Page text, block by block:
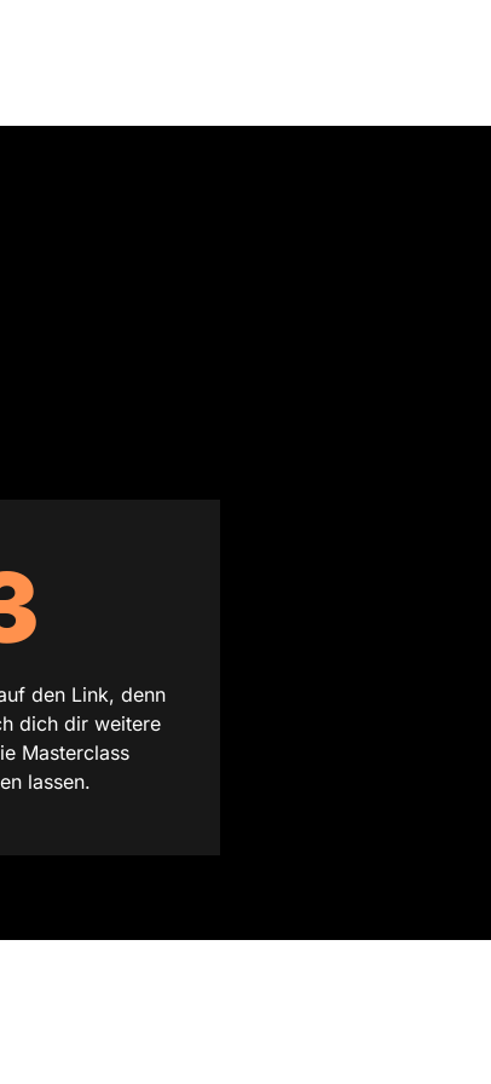
den Link, denn
dich dir weitere
Masterclass
lassen.​